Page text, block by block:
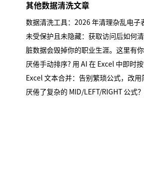
其他数据清洗文章